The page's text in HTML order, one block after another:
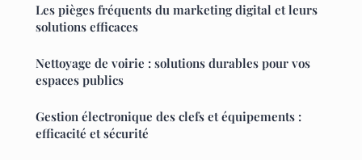
Les pièges fréquents du marketing digital et leurs
solutions efficaces
Nettoyage de voirie : solutions durables pour vos
espaces publics
Gestion électronique des clefs et équipements :
efficacité et sécurité